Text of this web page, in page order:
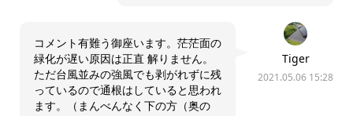
Tiger
2021.05.06 15:28
コメント有難う御座います。茫茫面の
緑化が遅い原因は正直 解りません。
ただ台風並みの強風でも剥がれずに残
っているので通根はしていると思われ
ます。（まんべんなく下の方（奥の